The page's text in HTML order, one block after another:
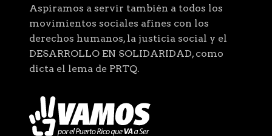
Aspiramos a servir también a todos los
movimientos sociales afines con los
derechos humanos, la justicia social y el
DESARROLLO EN SOLIDARIDAD, como
dicta el lema de PRTQ.